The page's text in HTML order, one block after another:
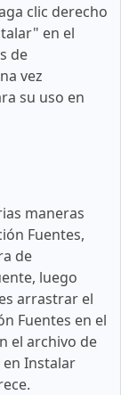
clic derecho
en el
de
vez
su uso en
maneras
Fuentes,
de
luego
arrastrar el
Fuentes en el
el archivo de
Instalar